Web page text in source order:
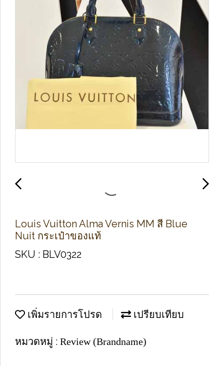
Louis Vuitton Alma Vernis MM สี Blue
Nuit กระเป๋าของแท้
SKU : BLV0322
เพิ่มรายการโปรด เปรียบเทียบ
หมวดหมู่ : Review (Brandname)